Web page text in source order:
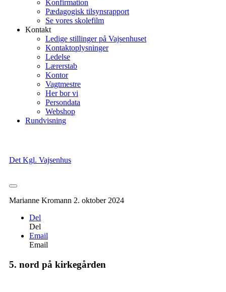
Det Kgl. Vajsenhus
Marianne Kromann 2. oktober 2024
Del
Del
Email
Email
5. nord på kirkegården
Konfirmation
Pædagogisk tilsynsrapport
Se vores skolefilm
Kontakt
Ledige stillinger på Vajsenhuset
Kontaktoplysninger
Ledelse
Lærerstab
Kontor
Vagtmestre
Her bor vi
Persondata
Webshop
Rundvisning